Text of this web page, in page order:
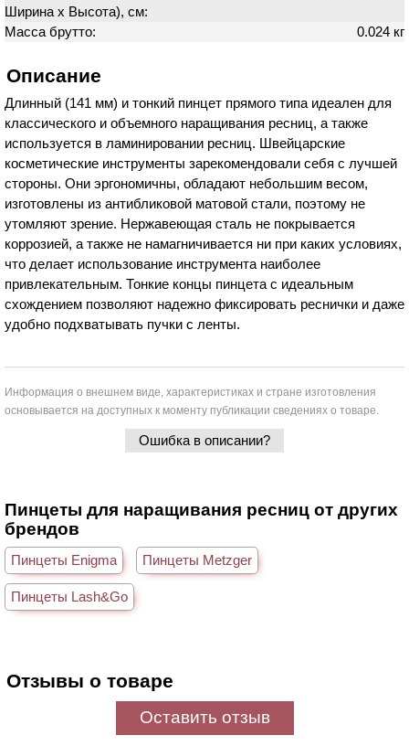
Ширина х Высота), см:
Масса брутто: 0.024 кг
Описание
Длинный (141 мм) и тонкий пинцет прямого типа идеален для
классического и объемного наращивания ресниц, а также
используется в ламинировании ресниц. Швейцарские
косметические инструменты зарекомендовали себя с лучшей
стороны. Они эргономичны, обладают небольшим весом,
изготовлены из антибликовой матовой стали, поэтому не
утомляют зрение. Нержавеющая сталь не покрывается
коррозией, а также не намагничивается ни при каких условиях,
что делает использование инструмента наиболее
привлекательным. Тонкие концы пинцета с идеальным
схождением позволяют надежно фиксировать реснички и даже
удобно подхватывать пучки с ленты.
Информация о внешнем виде, характеристиках и стране изготовления
основывается на доступных к моменту публикации сведениях о товаре.
Ошибка в описании?
Пинцеты для наращивания ресниц от других
брендов
Пинцеты Enigma Пинцеты Metzger
Пинцеты Lash&Go
Отзывы о товаре
Оставить отзыв